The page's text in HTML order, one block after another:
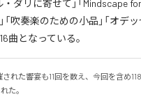
ダリに寄せて」「Mindscape for
「吹奏楽のための小品」「オ
曲となっている。
れた響宴も11回を数え、今回を含め
た。